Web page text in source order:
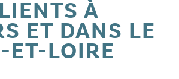
À
ET DANS LE
ET-LOIRE